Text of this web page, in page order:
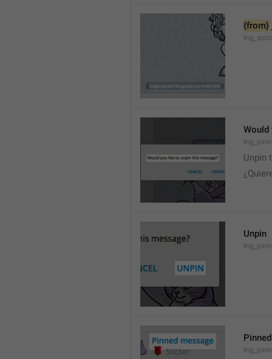
{from}
Would
Unpin
Unpin